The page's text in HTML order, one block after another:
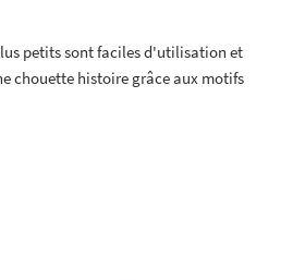
petits sont faciles d'utilisation et
chouette histoire grâce aux motifs